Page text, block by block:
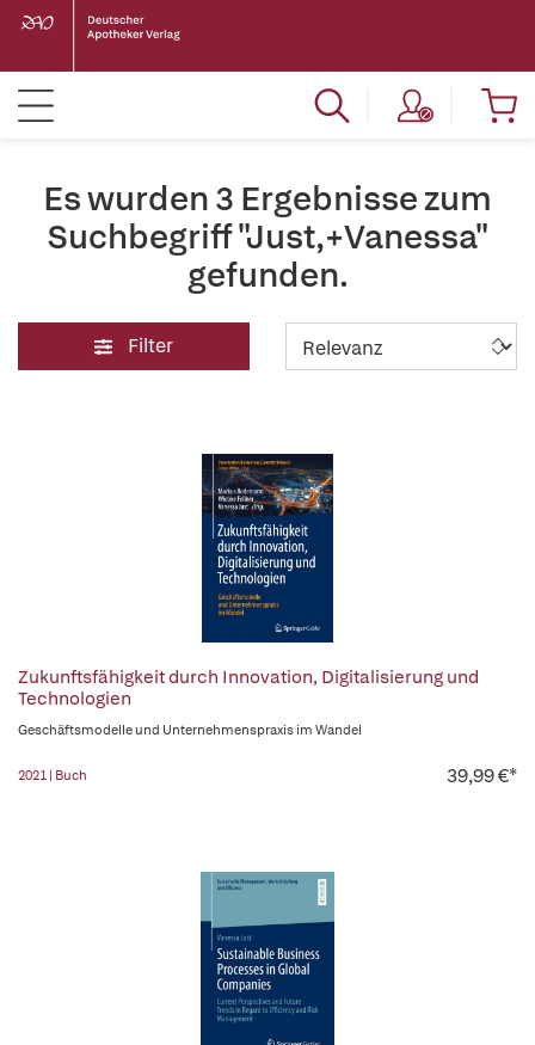
Es wurden 3 Ergebnisse zum
Suchbegriff "Just,+Vanessa"
gefunden.
Filter
Zukunftsfähigkeit durch Innovation, Digitalisierung und
Technologien
Geschäftsmodelle und Unternehmenspraxis im Wandel
2021 | Buch 39,99 €*